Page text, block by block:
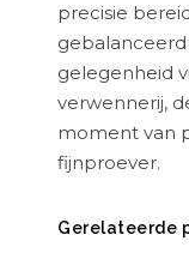
precisie
gebalanceerd
gelegenheid
verwennerij,
moment van
fijnproever.
Gerelateerde